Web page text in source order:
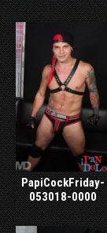
PapiCockFriday-
053018-0000